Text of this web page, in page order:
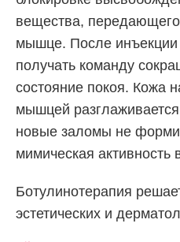
вещества, передающего
мышце. После инъекции
получать команду
состояние покоя. Кожа
мышцей
новые заломы не
мимическая активность
Ботулинотерапия
эстетических и